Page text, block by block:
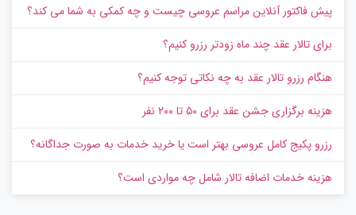
پیش‌ فاکتور آنلاین مراسم عروسی چیست و چه کمکی به شما می کند؟
برای تالار عقد چند ماه زودتر رزرو کنیم؟
هنگام رزرو تالار عقد به چه نکاتی توجه کنیم؟
هزینه برگزاری جشن عقد برای ۵۰ تا ۲۰۰ نفر
رزرو پکیج کامل عروسی بهتر است یا خرید خدمات به‌ صورت جداگانه؟
هزینه خدمات اضافه تالار شامل چه مواردی است؟